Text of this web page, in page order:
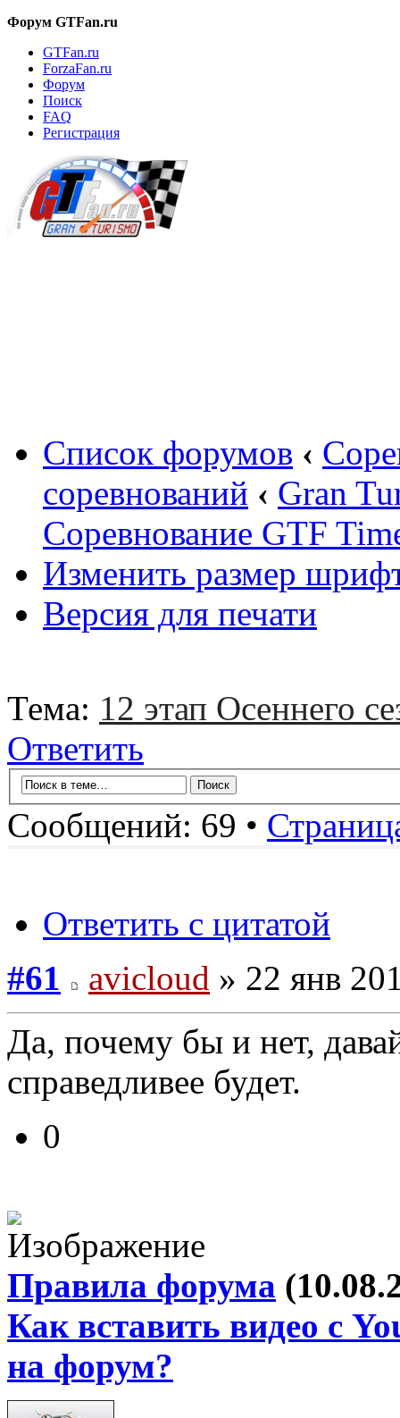
Форум GTFan.ru
GTFan.ru
ForzaFan.ru
Форум
Поиск
FAQ
Регистрация
Список форумов ‹
соревнований ‹ Gran
Соревнование GTF
Изменить размер
Версия для печати
Тема: 12 этап Осеннего
Ответить
Сообщений: 69 •
Ответить с цитатой
#61
avicloud » 22 янв
Да, почему бы и нет,
справедливее будет.
0
Правила форума
Как вставить видео с
на форум?